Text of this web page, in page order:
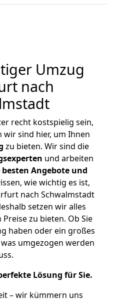
Umzug
nach
recht kostspielig sein,
wir sind hier, um Ihnen
zu bieten. Wir sind die
und arbeiten
besten Angebote und
wie wichtig es ist,
nach Schwalmstadt
setzen wir alles
zu bieten. Ob Sie
haben oder ein großes
umgezogen werden
Lösung für Sie.
– wir kümmern uns